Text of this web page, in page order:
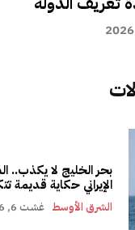
بحر الخليج لا يكذب..
الإيراني حكاية قديمة
الشرق الأوسط غشت 6, 2026